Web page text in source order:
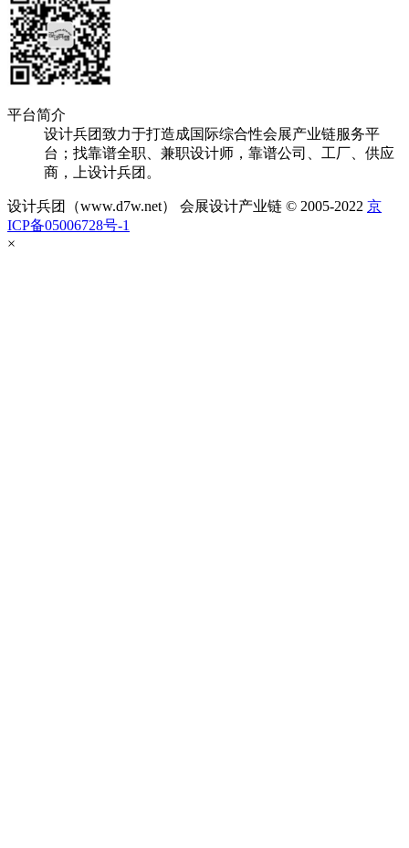
平台简介
设计兵团致力于打造成国际综合性会展产业链服务平
台；找靠谱全职、兼职设计师，靠谱公司、工厂、供应
商，上设计兵团。
设计兵团（www.d7w.net） 会展设计产业链 © 2005-2022 京
ICP备05006728号-1
×